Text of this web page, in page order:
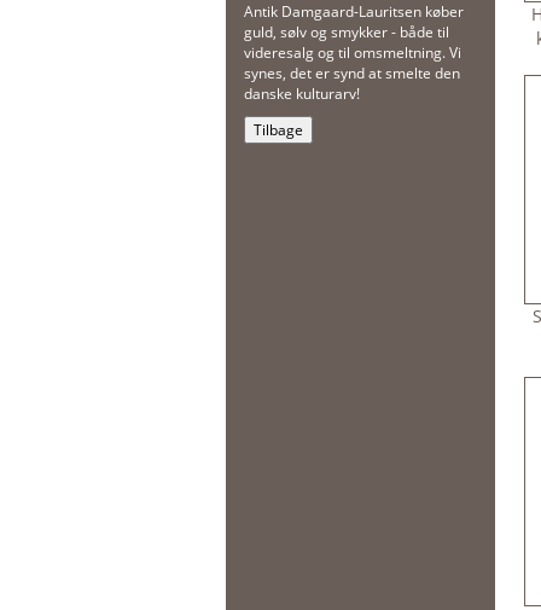
Antik Damgaard-Lauritsen køber
guld, sølv og smykker - både til
videresalg og til omsmeltning. Vi
synes, det er synd at smelte den
danske kulturarv!
Tilbage